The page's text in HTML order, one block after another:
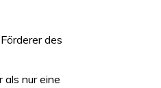
des
als nur eine